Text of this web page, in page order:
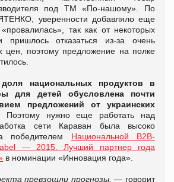
под ТМ «По-нашому». По
уверенности добавляло еще
так как от некоторых
пришлось отказаться из-за очень
цен, поэтому предложение на полке
доля национальных продуктов в
для детей обусловлена почти
предложений от украинских
Поэтому нужно еще работать над
сети Караван была высоко
победителем Национальной В2В-
— 2015. Лучший партнер года
в номинации «Инновация года».
превзошли прогнозы,— говорит